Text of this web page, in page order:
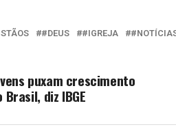
#DEUS #IGREJA
puxam crescimento
diz IBGE